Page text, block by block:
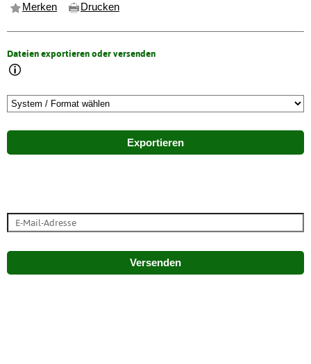
Merken Drucken
Dateien exportieren oder versenden
Exportieren
Versenden